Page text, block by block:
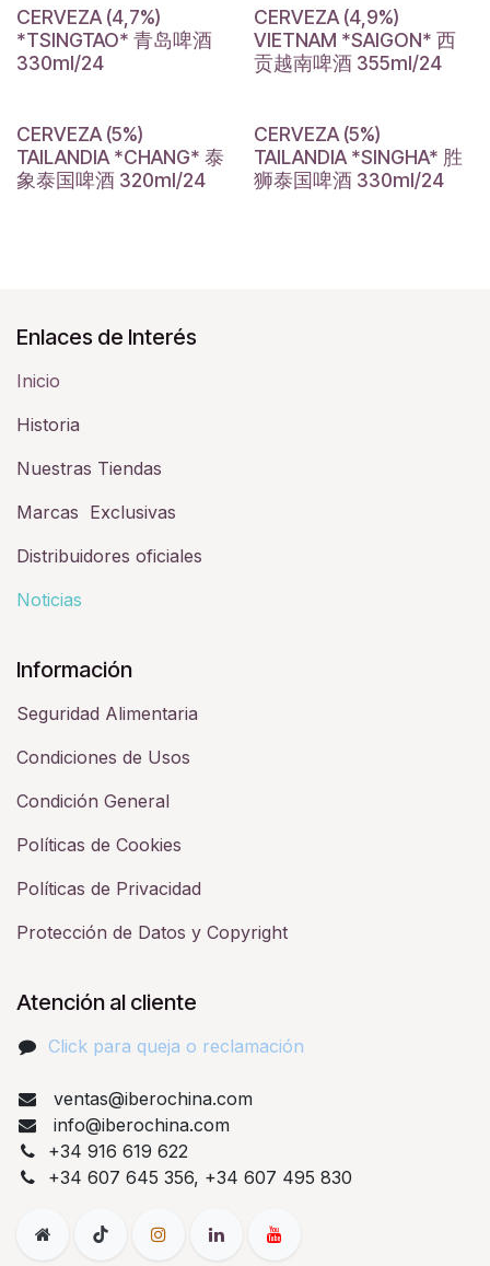
CERVEZA (4,7%)
*TSINGTAO* 青岛啤酒
330ml/24
CERVEZA (4,9%)
VIETNAM *SAIGON* 西
贡越南啤酒 355ml/24
CERVEZA (5%)
TAILANDIA *CHANG* 泰
象泰国啤酒 320ml/24
CERVEZA (5%)
TAILANDIA *SINGHA* 胜
狮泰国啤酒 330ml/24
Enlaces de Interés
Inicio
Historia​
Nuestras Tiendas
Marcas Exclusivas
Distribuidores oficiales
Noticias
Información
Seguridad Alimentaria
Condiciones de Usos
Condición General
Políticas de Cookies
Políticas de Privacidad
Protección de Datos y Copyright
Atención al cliente
Click para queja o reclamación​
ventas@iberochina.com
info@iberochina.com
+34 916 619 622
+34 607 645 356, +34 607 495 830